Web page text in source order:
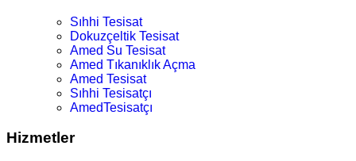
Sıhhi Tesisat
Dokuzçeltik Tesisat
Amed Su Tesisat
Amed Tıkanıklık Açma
Amed Tesisat
Sıhhi Tesisatçı
AmedTesisatçı
Hizmetler